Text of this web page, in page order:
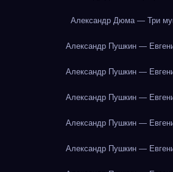
Александр Дюма — Три
Александр Пушкин —
Александр Пушкин —
Александр Пушкин —
Александр Пушкин —
Александр Пушкин —